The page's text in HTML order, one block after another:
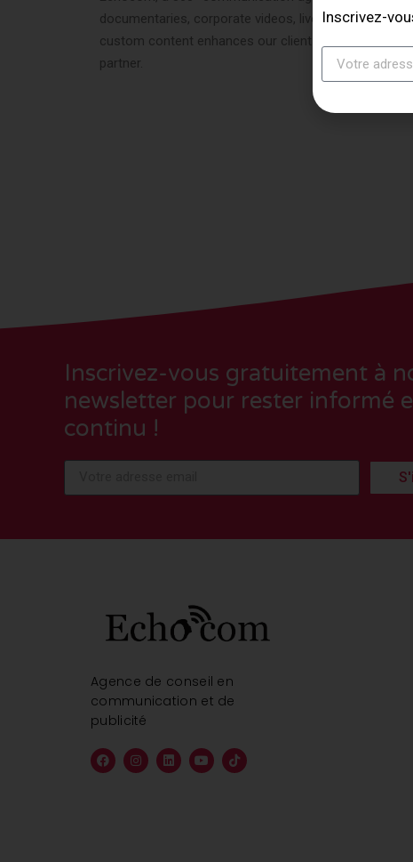
documentaries, corporate videos, live streams,
custom content enhances our clients’ image and
partner.
Inscrivez-vous gratuitement à
newsletter pour rester informé
continu !
Agence de conseil en
communication et de
publicité
Inscrivez-